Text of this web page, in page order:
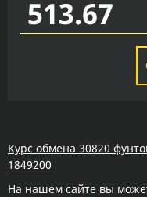
Курс обмена 30820
1849200
На нашем сайте вы